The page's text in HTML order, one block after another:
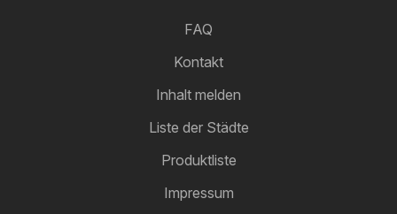
FAQ
Kontakt
Inhalt melden
Liste der Städte
Produktliste
Impressum